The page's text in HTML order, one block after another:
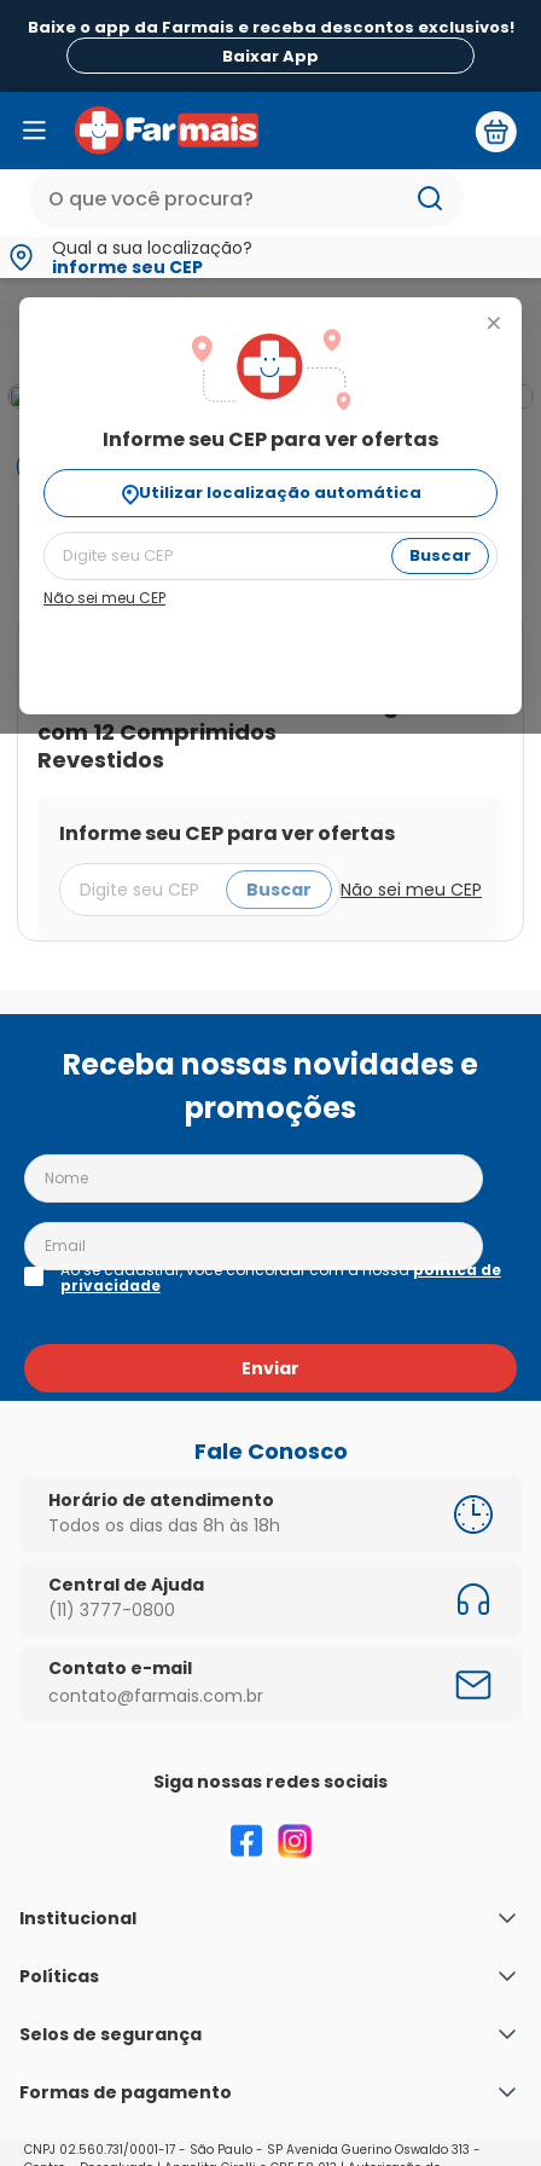
Baixe o app da Farmais e receba descontos exclusivos!
Baixar App
Qual a sua localização?
informe seu CEP
+
Informe seu CEP para ver ofertas
Utilizar localização automática
Buscar
Não sei meu CEP
Amoxicilina 500mg +
Informações
Amoxicilina 500mg + Clavulanato de Potássio 125mg
com 12 Comprimidos Revestidos
com 12 Comprimidos
Revestidos
Informe seu CEP para ver ofertas
Buscar Não sei meu CEP
Receba nossas novidades e
promoções
Enviar
Ao se cadastrar, você concordar com a nossapolítica de
privacidade
Fale Conosco
Horário de atendimento
Todos os dias das 8h às 18h
Central de Ajuda
(11) 3777-0800
Contato e-mail
contato@farmais.com.br
Siga nossas redes sociais
Institucional
Quem Somos
Nossas lojas
Políticas
Política de Envio
Políticas de Trocas e Devoluções
Selos de segurança
Formas de pagamento
CNPJ 02.560.731/0001-17 - São Paulo - SP Avenida Guerino Oswaldo 313 -